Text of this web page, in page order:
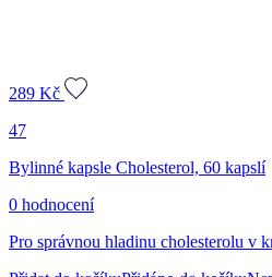
289 Kč
47
Bylinné kapsle Cholesterol, 60 kapslí
0 hodnocení
Pro správnou hladinu cholesterolu v